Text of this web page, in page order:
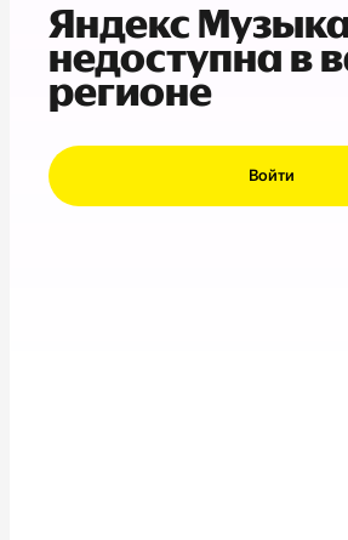
Яндекс
недоступна в
регионе
Войти